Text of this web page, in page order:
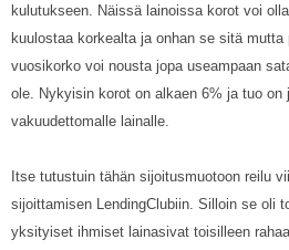
kulutukseen. Näissä lainoissa korot voi
kuulostaa korkealta ja onhan se sitä
vuosikorko voi nousta jopa useampaan
ole. Nykyisin korot on alkaen 6% ja tuo on
vakuudettomalle lainalle.
Itse tutustuin tähän sijoitusmuotoon reilu
sijoittamisen LendingClubiin. Silloin se oli
yksityiset ihmiset lainasivat toisilleen